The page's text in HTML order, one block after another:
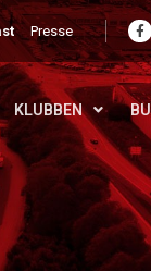
Presse
KLUBBEN